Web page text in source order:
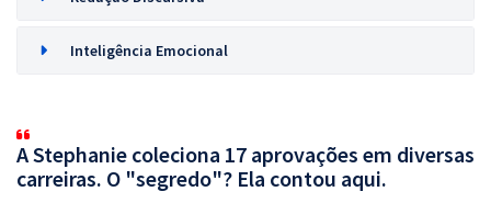
Inteligência Emocional
A Stephanie coleciona 17 aprovações em diversas
carreiras. O "segredo"? Ela contou aqui.